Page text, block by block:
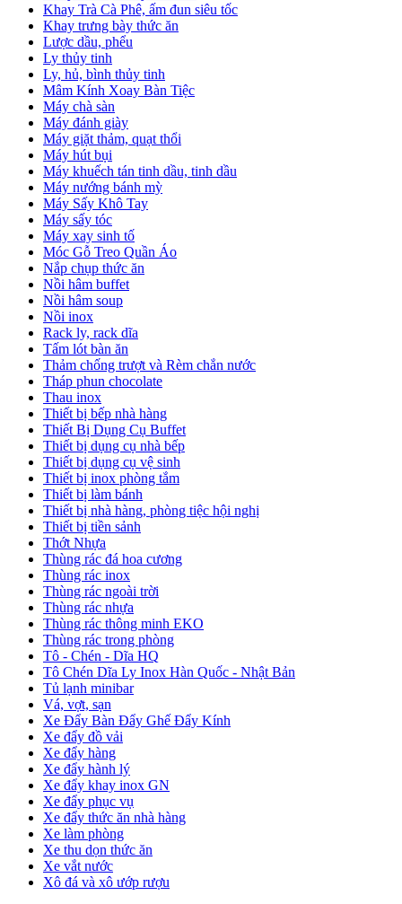
Khay Trà Cà Phê, ấm đun siêu tốc
Khay trưng bày thức ăn
Lược dầu, phểu
Ly thủy tinh
Ly, hủ, bình thủy tinh
Mâm Kính Xoay Bàn Tiệc
Máy chà sàn
Máy đánh giày
Máy giặt thảm, quạt thổi
Máy hút bụi
Máy khuếch tán tinh dầu, tinh dầu
Máy nướng bánh mỳ
Máy Sấy Khô Tay
Máy sấy tóc
Máy xay sinh tố
Móc Gỗ Treo Quần Áo
Nắp chụp thức ăn
Nồi hâm buffet
Nồi hâm soup
Nồi inox
Rack ly, rack dĩa
Tấm lót bàn ăn
Thảm chống trượt và Rèm chắn nước
Tháp phun chocolate
Thau inox
Thiết bị bếp nhà hàng
Thiết Bị Dụng Cụ Buffet
Thiết bị dụng cụ nhà bếp
Thiết bị dụng cụ vệ sinh
Thiết bị inox phòng tắm
Thiết bị làm bánh
Thiết bị nhà hàng, phòng tiệc hội nghị
Thiết bị tiền sảnh
Thớt Nhựa
Thùng rác đá hoa cương
Thùng rác inox
Thùng rác ngoài trời
Thùng rác nhựa
Thùng rác thông minh EKO
Thùng rác trong phòng
Tô - Chén - Dĩa HQ
Tô Chén Dĩa Ly Inox Hàn Quốc - Nhật Bản
Tủ lạnh minibar
Vá, vợt, sạn
Xe Đẩy Bàn Đẩy Ghế Đẩy Kính
Xe đẩy đồ vải
Xe đẩy hàng
Xe đẩy hành lý
Xe đẩy khay inox GN
Xe đẩy phục vụ
Xe đẩy thức ăn nhà hàng
Xe làm phòng
Xe thu dọn thức ăn
Xe vắt nước
Xô đá và xô ướp rượu